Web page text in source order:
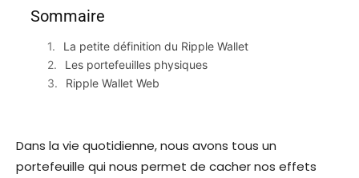
Sommaire
La petite définition du Ripple Wallet
Les portefeuilles physiques
Ripple Wallet Web
Dans la vie quotidienne, nous avons tous un
portefeuille qui nous permet de cacher nos effets